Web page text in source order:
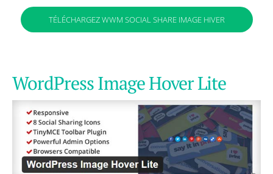
TÉLÉCHARGEZ WWM SOCIAL SHARE IMAGE HIVER
WordPress Image Hover Lite